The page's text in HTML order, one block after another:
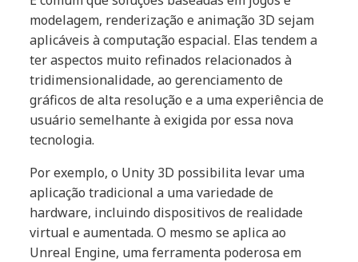
modelagem, renderização e animação 3D sejam
aplicáveis à computação espacial. Elas tendem a
ter aspectos muito refinados relacionados à
tridimensionalidade, ao gerenciamento de
gráficos de alta resolução e a uma experiência de
usuário semelhante à exigida por essa nova
tecnologia.
Por exemplo, o Unity 3D possibilita levar uma
aplicação tradicional a uma variedade de
hardware, incluindo dispositivos de realidade
virtual e aumentada. O mesmo se aplica ao
Unreal Engine, uma ferramenta poderosa em